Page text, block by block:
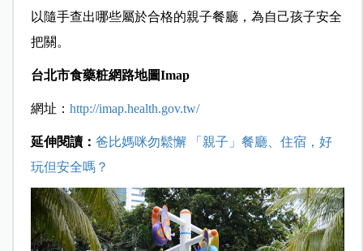
以隨手查出哪些屬於合格的親子餐廳，為自己孩子安全
把關。
台北市食藥粧網路地圖Imap
網址： http://imap.health.gov.tw/
延伸閱讀： 爸比媽咪勿鬆懈 「親子」餐廳、住宿，好
玩但安全嗎？